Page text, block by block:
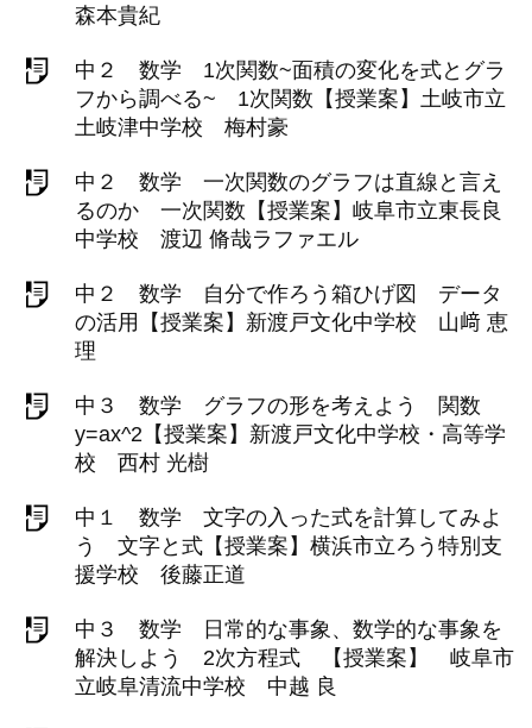
森本貴紀
中２ 数学 1次関数~面積の変化を式とグラ
フから調べる~ 1次関数【授業案】土岐市立
土岐津中学校 梅村豪
中２ 数学 一次関数のグラフは直線と言え
るのか 一次関数【授業案】岐阜市立東長良
中学校 渡辺 脩哉ラファエル
中２ 数学 自分で作ろう箱ひげ図 データ
の活用【授業案】新渡戸文化中学校 山﨑 恵
理
中３ 数学 グラフの形を考えよう 関数
y=ax^2【授業案】新渡戸文化中学校・高等学
校 西村 光樹
中１ 数学 文字の入った式を計算してみよ
う 文字と式【授業案】横浜市立ろう特別支
援学校 後藤正道
中３ 数学 日常的な事象、数学的な事象を
解決しよう 2次方程式 【授業案】 岐阜市
立岐阜清流中学校 中越 良